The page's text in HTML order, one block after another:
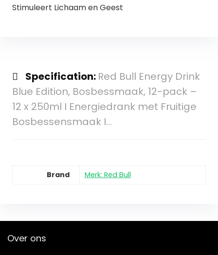
Stimuleert Lichaam en Geest
Specification: Red Bull Energy Drink
Blue Edition, Bosbessmaak, 12-pack –
12 x 250ml I Energiedrank met Fruitige
Bosbessensmaak I…
Brand Merk: Red Bull
Over ons